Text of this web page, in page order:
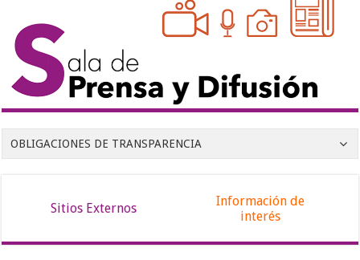
OBLIGACIONES DE TRANSPARENCIA
Sitios Externos
Información de
interés